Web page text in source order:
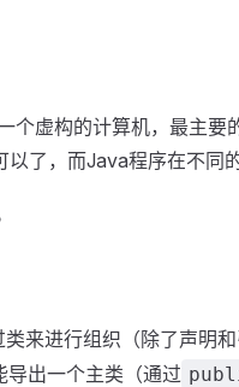
虚构的计算机，最主要
了，而Java程序在不同
来进行组织（除了声明
出一个主类（通过